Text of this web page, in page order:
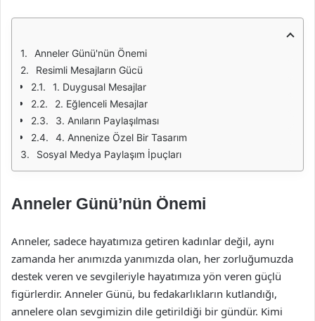
Anneler Günü'nün Önemi
Resimli Mesajların Gücü
1. Duygusal Mesajlar
2. Eğlenceli Mesajlar
3. Anıların Paylaşılması
4. Annenize Özel Bir Tasarım
Sosyal Medya Paylaşım İpuçları
Anneler Günü’nün Önemi
Anneler, sadece hayatımıza getiren kadınlar değil, aynı
zamanda her anımızda yanımızda olan, her zorluğumuzda
destek veren ve sevgileriyle hayatımıza yön veren güçlü
figürlerdir. Anneler Günü, bu fedakarlıkların kutlandığı,
annelere olan sevgimizin dile getirildiği bir gündür. Kimi